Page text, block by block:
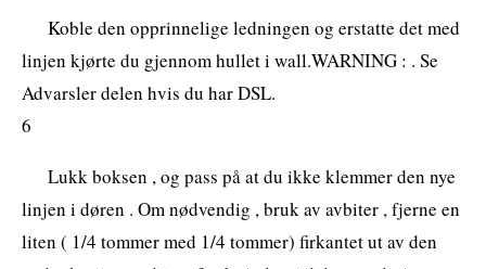
Koble den opprinnelige ledningen og erstatte det med
linjen kjørte du gjennom hullet i wall.WARNING : . Se
Advarsler delen hvis du har DSL.
6
Lukk boksen , og pass på at du ikke klemmer den nye
linjen i døren . Om nødvendig , bruk av avbiter , fjerne en
liten ( 1/4 tommer med 1/4 tommer) firkantet ut av den